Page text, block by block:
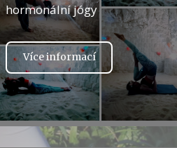
hormonální jógy
Více informací